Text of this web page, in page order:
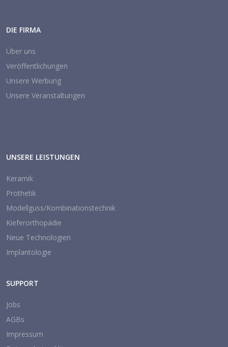
DIE FIRMA
Über uns
Veröffentlichungen
Unsere Werbung
Unsere Veranstaltungen
UNSERE LEISTUNGEN
Keramik
Prothetik
Modellguss/Kombinationstechnik
Kieferorthopädie
Neue Technologien
Implantologie
SUPPORT
Jobs
AGBs
Impressum